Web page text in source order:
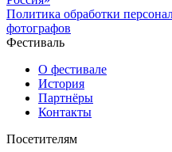
Политика обработки
фотографов
Фестиваль
О фестивале
История
Партнёры
Контакты
Посетителям